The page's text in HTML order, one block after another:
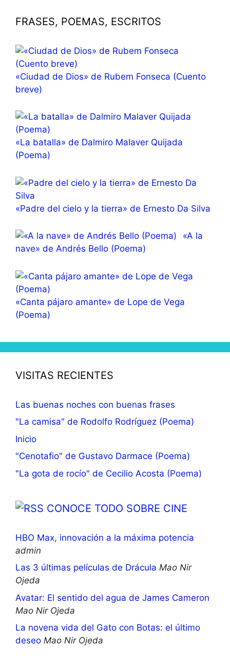
FRASES, POEMAS, ESCRITOS
«Ciudad de Dios» de Rubem Fonseca (Cuento
breve)
«La batalla» de Dalmiro Malaver Quijada
(Poema)
«Padre del cielo y la tierra» de Ernesto Da Silva
«A la
nave» de Andrés Bello (Poema)
«Canta pájaro amante» de Lope de Vega
(Poema)
VISITAS RECIENTES
Las buenas noches con buenas frases
"La camisa" de Rodolfo Rodríguez (Poema)
Inicio
"Cenotafio" de Gustavo Darmace (Poema)
"La gota de rocío" de Cecilio Acosta (Poema)
CONOCE TODO SOBRE CINE
HBO Max, innovación a la máxima potencia
admin
Las 3 últimas películas de Drácula Mao Nir
Ojeda
Avatar: El sentido del agua de James Cameron
Mao Nir Ojeda
La novena vida del Gato con Botas: el último
deseo Mao Nir Ojeda